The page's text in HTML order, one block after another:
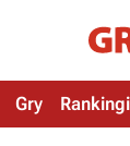
Gry Rankingi